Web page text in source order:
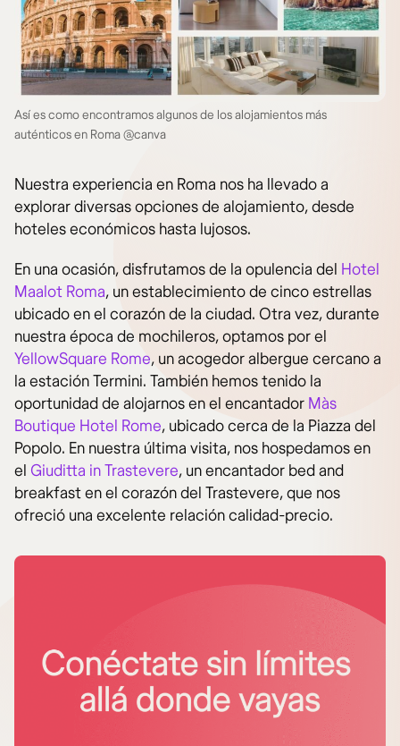
Así es como encontramos algunos de los alojamientos más
auténticos en Roma @canva
Nuestra experiencia en Roma nos ha llevado a
explorar diversas opciones de alojamiento, desde
hoteles económicos hasta lujosos.
En una ocasión, disfrutamos de la opulencia del Hotel
Maalot Roma, un establecimiento de cinco estrellas
ubicado en el corazón de la ciudad. Otra vez, durante
nuestra época de mochileros, optamos por el
YellowSquare Rome, un acogedor albergue cercano a
la estación Termini. También hemos tenido la
oportunidad de alojarnos en el encantador Màs
Boutique Hotel Rome, ubicado cerca de la Piazza del
Popolo. En nuestra última visita, nos hospedamos en
el Giuditta in Trastevere, un encantador bed and
breakfast en el corazón del Trastevere, que nos
ofreció una excelente relación calidad-precio.